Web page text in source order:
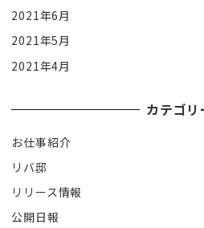
2021年6月
2021年5月
2021年4月
カテゴリ
お仕事紹介
リバ邸
リリース情報
公開日報